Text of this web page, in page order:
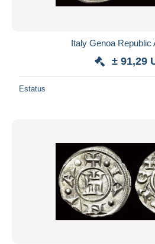
Italy Genoa Republic
± 91,29
Estatus